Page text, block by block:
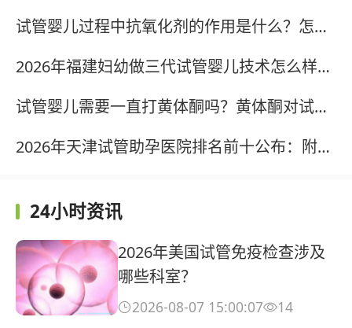
试管婴儿过程中抗氧化剂的作用是什么？怎样改善卵泡液氧化应激状态？?
2026年福建妇幼做三代试管婴儿技术怎么样？哪位医生比较厉害？?
试管婴儿需要一直打黄体酮吗？黄体酮对试管起什么作用?
2026年天津试管助孕医院排名前十公布：附、费用对比及专家名单?
24小时资讯
2026年美国试管免疫检查涉及
哪些科室？
2026-08-07 15:00:0714